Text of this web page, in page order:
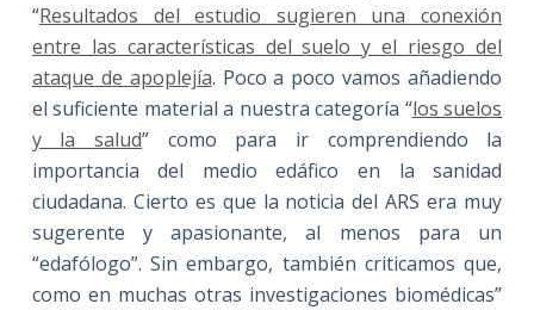
“Resultados del estudio sugieren una conexión
entre las características del suelo y el riesgo del
ataque de apoplejía. Poco a poco vamos añadiendo
el suficiente material a nuestra categoría “los suelos
y la salud” como para ir comprendiendo la
importancia del medio edáfico en la sanidad
ciudadana. Cierto es que la noticia del ARS era muy
sugerente y apasionante, al menos para un
“edafólogo”. Sin embargo, también criticamos que,
como en muchas otras investigaciones biomédicas”